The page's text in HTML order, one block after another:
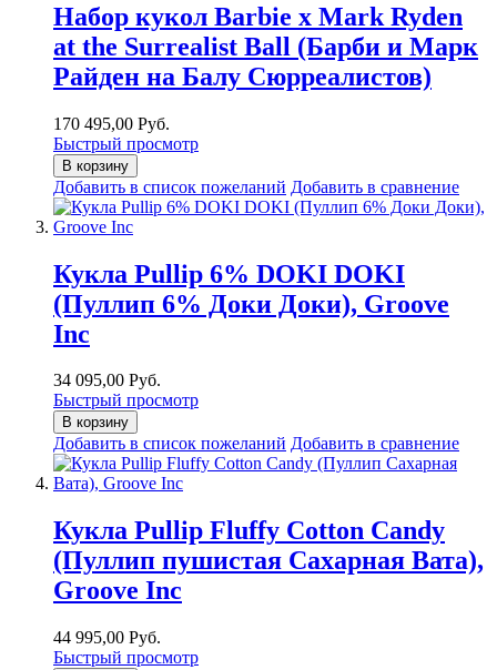
Набор кукол Barbie x Mark Ryden
at the Surrealist Ball (Барби и Марк
Райден на Балу Сюрреалистов)
170 495,00 Руб.
Быстрый просмотр
В корзину
Добавить в список пожеланий Добавить в сравнение
Кукла Pullip 6% DOKI DOKI
(Пуллип 6% Доки Доки), Groove
Inc
34 095,00 Руб.
Быстрый просмотр
В корзину
Добавить в список пожеланий Добавить в сравнение
Кукла Pullip Fluffy Cotton Candy
(Пуллип пушистая Сахарная Вата),
Groove Inc
44 995,00 Руб.
Быстрый просмотр